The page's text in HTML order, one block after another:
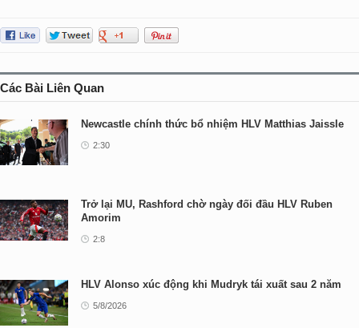
Các Bài Liên Quan
Newcastle chính thức bổ nhiệm HLV Matthias Jaissle
2:30
Trở lại MU, Rashford chờ ngày đối đầu HLV Ruben
Amorim
2:8
HLV Alonso xúc động khi Mudryk tái xuất sau 2 năm
5/8/2026